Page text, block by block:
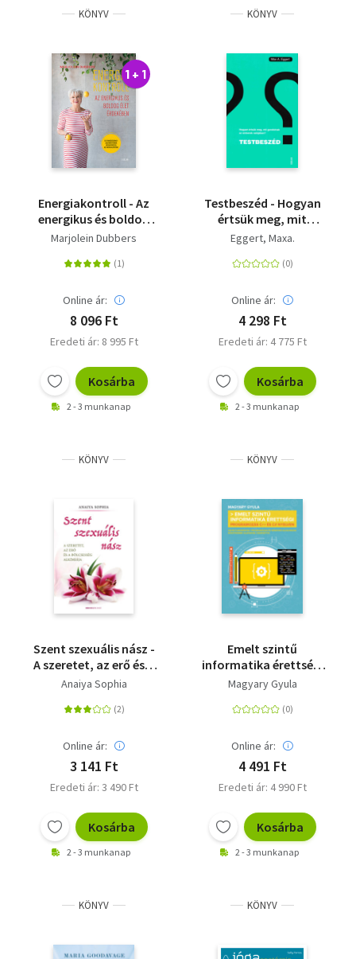
KÖNYV
1 + 1
Energiakontroll - Az
energikus és boldog
élet érdekében
Marjolein Dubbers
Online ár:
8 096 Ft
Eredeti ár: 8 995 Ft
Kosárba
2 - 3 munkanap
KÖNYV
Testbeszéd - Hogyan
értsük meg, mit
gondolnak az emberek
Eggert, Maxa.
Online ár:
4 298 Ft
Eredeti ár: 4 775 Ft
Kosárba
2 - 3 munkanap
KÖNYV
Szent szexuális nász -
A szeretet, az erő és a
bölcsesség alkímiája
Anaiya Sophia
Online ár:
3 141 Ft
Eredeti ár: 3 490 Ft
Kosárba
2 - 3 munkanap
KÖNYV
Emelt szintű
informatika érettségi
- Programozás C++ és
Magyary Gyula
Online ár:
4 491 Ft
Eredeti ár: 4 990 Ft
Kosárba
2 - 3 munkanap
KÖNYV KÖNYV